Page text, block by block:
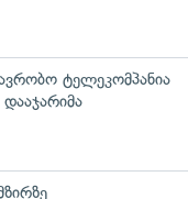
ტელეკომპანია